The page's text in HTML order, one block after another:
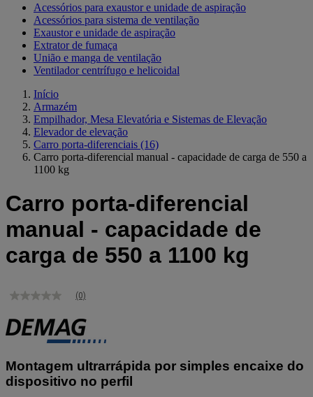
Acessórios para exaustor e unidade de aspiração
Acessórios para sistema de ventilação
Exaustor e unidade de aspiração
Extrator de fumaça
União e manga de ventilação
Ventilador centrífugo e helicoidal
Início
Armazém
Empilhador, Mesa Elevatória e Sistemas de Elevação
Elevador de elevação
Carro porta-diferenciais (16)
Carro porta-diferencial manual - capacidade de carga de 550 a
1100 kg
Carro porta-diferencial
manual - capacidade de
carga de 550 a 1100 kg
Sem
de
classificação
a
mesma
página.
(0)
Montagem ultrarrápida por simples encaixe do
dispositivo no perfil